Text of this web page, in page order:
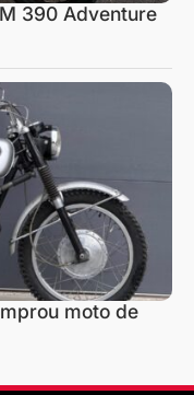
390 Adventure
moto de